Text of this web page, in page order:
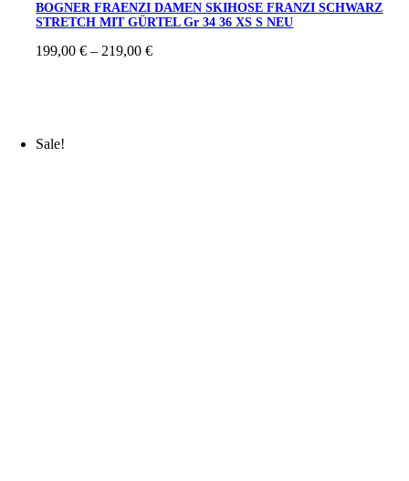
BOGNER FRAENZI DAMEN SKIHOSE FRANZI SCHWARZ
STRETCH MIT GÜRTEL Gr 34 36 XS S NEU
199,00€ –219,00€
Sale!